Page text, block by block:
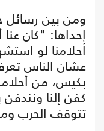
ومن بين رسائل
إحداها: "كان عنا
أحلامنا لو
عشان الناس
بكيس، من
كفن إلنا ونندفن
تتوقف الحرب